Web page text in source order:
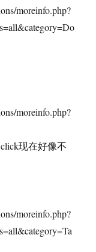
moreinfo.php?
moreinfo.php?
现在好像不
moreinfo.php?